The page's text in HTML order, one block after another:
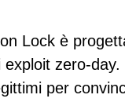
Lock è
zero-
per